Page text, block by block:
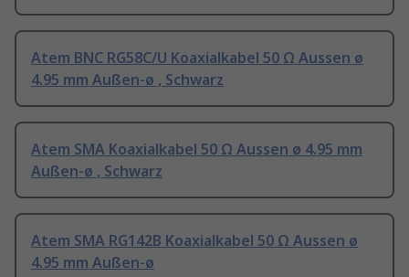
Atem BNC RG58C/U Koaxialkabel 50 Ω Aussen ø
4.95 mm Außen-ø , Schwarz
Atem SMA Koaxialkabel 50 Ω Aussen ø 4.95 mm
Außen-ø , Schwarz
Atem SMA RG142B Koaxialkabel 50 Ω Aussen ø
4.95 mm Außen-ø